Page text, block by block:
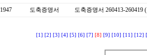
1947
도축증명서 도축증명서 260413-260419
[1] [2] [3] [4] [5] [6] [7] [8] [9] [10] [11] [12]